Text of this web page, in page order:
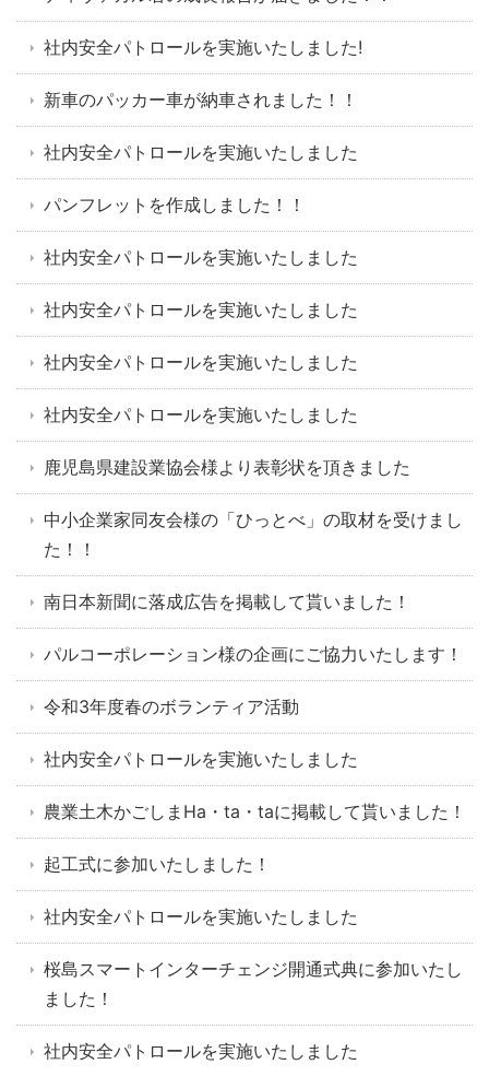
社内安全パトロールを実施いたしました!
新車のパッカー車が納車されました！！
社内安全パトロールを実施いたしました
パンフレットを作成しました！！
社内安全パトロールを実施いたしました
社内安全パトロールを実施いたしました
社内安全パトロールを実施いたしました
社内安全パトロールを実施いたしました
鹿児島県建設業協会様より表彰状を頂きました
中小企業家同友会様の「ひっとべ」の取材を受けまし
た！！
南日本新聞に落成広告を掲載して貰いました！
パルコーポレーション様の企画にご協力いたします！
令和3年度春のボランティア活動
社内安全パトロールを実施いたしました
農業土木かごしまHa・ta・taに掲載して貰いました！
起工式に参加いたしました！
社内安全パトロールを実施いたしました
桜島スマートインターチェンジ開通式典に参加いたし
ました！
社内安全パトロールを実施いたしました